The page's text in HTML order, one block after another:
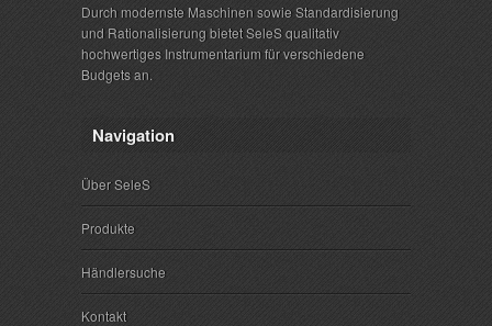
Durch modernste Maschinen sowie Standardisierung
und Rationalisierung bietet SeleS qualitativ
hochwertiges Instrumentarium für verschiedene
Budgets an.
Navigation
Über SeleS
Produkte
Händlersuche
Kontakt